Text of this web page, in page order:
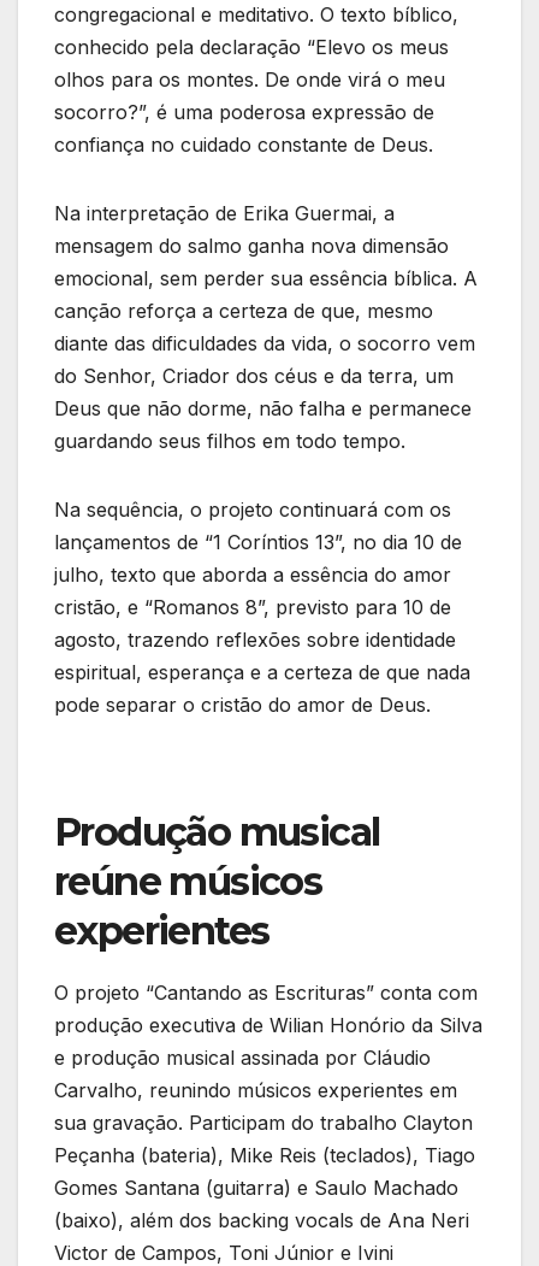
congregacional e meditativo. O texto bíblico,
conhecido pela declaração “Elevo os meus
olhos para os montes. De onde virá o meu
socorro?”, é uma poderosa expressão de
confiança no cuidado constante de Deus.
Na interpretação de Erika Guermai, a
mensagem do salmo ganha nova dimensão
emocional, sem perder sua essência bíblica. A
canção reforça a certeza de que, mesmo
diante das dificuldades da vida, o socorro vem
do Senhor, Criador dos céus e da terra, um
Deus que não dorme, não falha e permanece
guardando seus filhos em todo tempo.
Na sequência, o projeto continuará com os
lançamentos de “1 Coríntios 13”, no dia 10 de
julho, texto que aborda a essência do amor
cristão, e “Romanos 8”, previsto para 10 de
agosto, trazendo reflexões sobre identidade
espiritual, esperança e a certeza de que nada
pode separar o cristão do amor de Deus.
Produção musical
reúne músicos
experientes
O projeto “Cantando as Escrituras” conta com
produção executiva de Wilian Honório da Silva
e produção musical assinada por Cláudio
Carvalho, reunindo músicos experientes em
sua gravação. Participam do trabalho Clayton
Peçanha (bateria), Mike Reis (teclados), Tiago
Gomes Santana (guitarra) e Saulo Machado
(baixo), além dos backing vocals de Ana Neri
Victor de Campos, Toni Júnior e Ivini